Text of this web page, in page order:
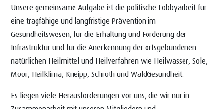
Unsere gemeinsame Aufgabe ist die politische Lobbyarbeit für
eine tragfähige und langfristige Prävention im
Gesundheitswesen, für die Erhaltung und Förderung der
Infrastruktur und für die Anerkennung der ortsgebundenen
natürlichen Heilmittel und Heilverfahren wie Heilwasser, Sole,
Moor, Heilklima, Kneipp, Schroth und WaldGesundheit.
Es liegen viele Herausforderungen vor uns, die wir nur in